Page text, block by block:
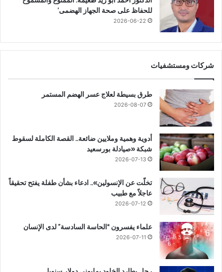
للحفاظ على صحة الجهاز الهضمى’
2026-06-22
شركات ومستشفيات
طرق بسيطة لعلاج عسر الهضم المستمر
2026-08-07
أدوية وهمية وملايين ضائعة.. القصة الكاملة لسقوط
شبكة «صيادلة بورسعيد
2026-07-13
تخلّت عن الإنسولين».. ادعاء بشأن طفلة يفتح تحقيقاً
عاجلاً مع طبيب
2026-07-12
علماء يفسرون “الحاسة السادسة” لدى الإنسان
2026-07-11